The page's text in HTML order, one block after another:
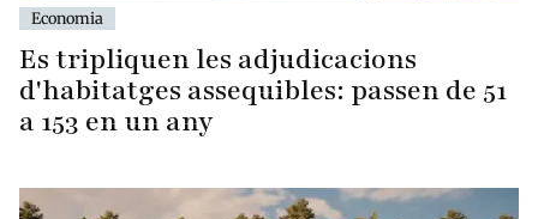
Economia
Es tripliquen les adjudicacions
d'habitatges assequibles: passen de 51
a 153 en un any